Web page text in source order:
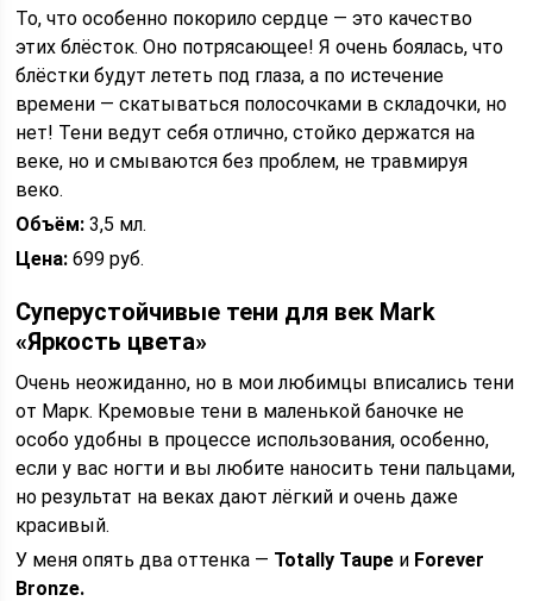
То, что особенно покорило сердце — это качество
этих блёсток. Оно потрясающее! Я очень боялась, что
блёстки будут лететь под глаза, а по истечение
времени — скатываться полосочками в складочки, но
нет! Тени ведут себя отлично, стойко держатся на
веке, но и смываются без проблем, не травмируя
веко.
Объём: 3,5 мл.
Цена: 699 руб.
Суперустойчивые тени для век Mark
«Яркость цвета»
Очень неожиданно, но в мои любимцы вписались тени
от Марк. Кремовые тени в маленькой баночке не
особо удобны в процессе использования, особенно,
если у вас ногти и вы любите наносить тени пальцами,
но результат на веках дают лёгкий и очень даже
красивый.
У меня опять два оттенка — Totally Taupe и Forever
Bronze.